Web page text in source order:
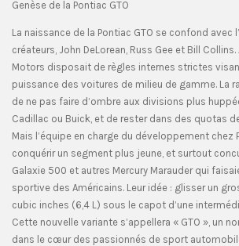
Genèse de la Pontiac GTO
La naissance de la Pontiac GTO se confond avec
créateurs, John DeLorean, Russ Gee et Bill Collins.
Motors disposait de règles internes strictes
puissance des voitures de milieu de gamme. La
de ne pas faire d’ombre aux divisions plus
Cadillac ou Buick, et de rester dans des quotas
Mais l’équipe en charge du développement chez
conquérir un segment plus jeune, et surtout
Galaxie 500 et autres Mercury Marauder qui
sportive des Américains. Leur idée : glisser un
cubic inches (6,4 L) sous le capot d’une
Cette nouvelle variante s’appellera « GTO », un
dans le cœur des passionnés de sport